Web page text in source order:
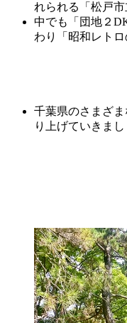
れられる「松戸市
中でも「団地２
わり「昭和レト
千葉県のさまざ
り上げていきまし